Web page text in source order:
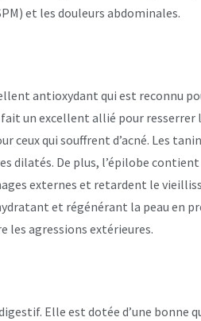
et les douleurs abdominales.
antioxydant qui est reconnu
un excellent allié pour resserrer
qui souffrent d’acné. Les
dilatés. De plus, l’épilobe
externes et retardent le
et régénérant la peau en
les agressions extérieures.
Elle est dotée d’une bonne